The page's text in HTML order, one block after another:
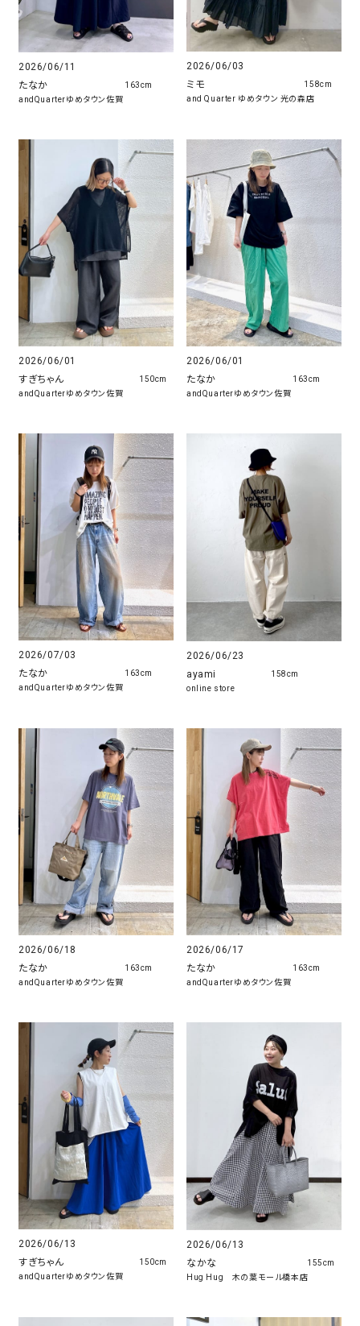
2026/06/11
たなか
andQuarterゆめタウン佐賀
163cm
2026/06/03
ミモ
and Quarter ゆめタウン 光の森店
158cm
2026/06/01
すぎちゃん
andQuarterゆめタウン佐賀
150cm
2026/06/01
たなか
andQuarterゆめタウン佐賀
163cm
2026/07/03
たなか
andQuarterゆめタウン佐賀
163cm
2026/06/23
ayami
online store
158cm
2026/06/18
たなか
andQuarterゆめタウン佐賀
163cm
2026/06/17
たなか
andQuarterゆめタウン佐賀
163cm
2026/06/13
すぎちゃん
andQuarterゆめタウン佐賀
150cm
2026/06/13
なかな
Hug Hug 木の葉モール橋本店
155cm